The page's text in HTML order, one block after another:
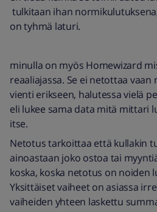
tulkitaan ihan
on tyhmä laturi.
minulla on myös Homewizard
reaaliajassa. Se ei netottaa
vienti erikseen, halutessa vielä
eli lukee sama data mitä mittari
itse.
Netotus tarkoittaa että kullakin
ainoastaan joko ostoa tai
koska, koska netotus on noiden
Yksittäiset vaiheet on asiassa
vaiheiden yhteen laskettu